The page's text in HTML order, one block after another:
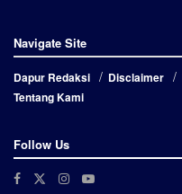
Navigate Site
Dapur Redaksi Disclaimer
Tentang Kami
Follow Us